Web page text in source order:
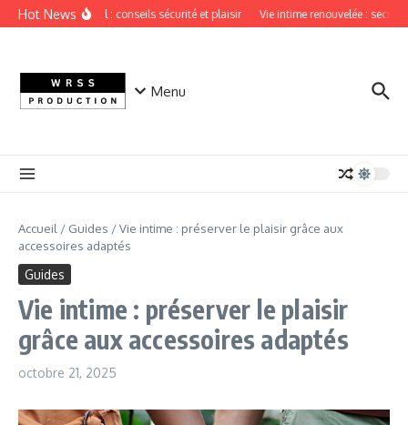
Aller au contenu
Hot News
Sextoy vaginal : conseils sécurité et plaisir Vie intime renouvelée : secrets
Menu
Accueil / Guides /Vie intime : préserver le plaisir grâce aux
accessoires adaptés
Guides
Vie intime : préserver le plaisir
grâce aux accessoires adaptés
octobre 21, 2025